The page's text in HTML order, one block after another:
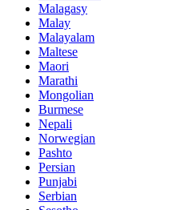
Malagasy
Malay
Malayalam
Maltese
Maori
Marathi
Mongolian
Burmese
Nepali
Norwegian
Pashto
Persian
Punjabi
Serbian